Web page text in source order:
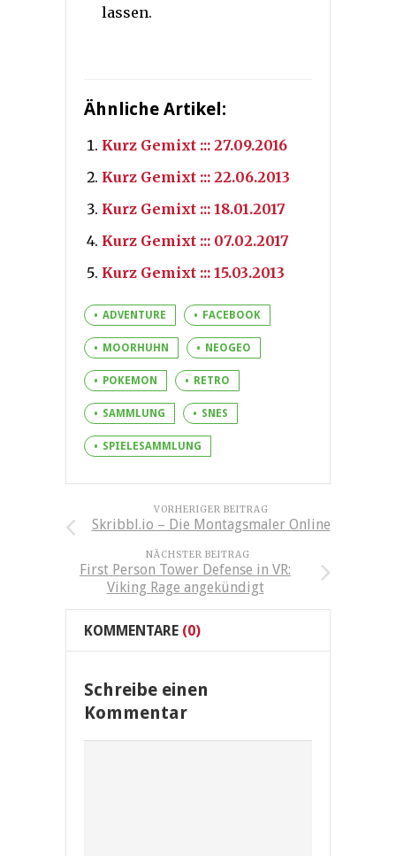
lassen.
Ähnliche Artikel:
Kurz Gemixt ::: 27.09.2016
Kurz Gemixt ::: 22.06.2013
Kurz Gemixt ::: 18.01.2017
Kurz Gemixt ::: 07.02.2017
Kurz Gemixt ::: 15.03.2013
ADVENTURE FACEBOOK
MOORHUHN NEOGEO
POKEMON RETRO
SAMMLUNG SNES
SPIELESAMMLUNG
VORHERIGER BEITRAG
Skribbl.io – Die Montagsmaler Online
NÄCHSTER BEITRAG
First Person Tower Defense in VR:
Viking Rage angekündigt
KOMMENTARE (0)
Schreibe einen
Kommentar